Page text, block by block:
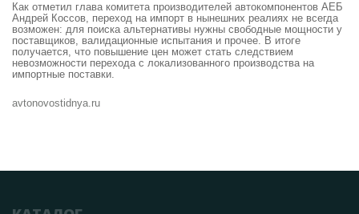
Как отметил глава комитета производителей автокомпонентов АЕБ
Андрей Коссов, переход на импорт в нынешних реалиях не всегда
возможен: для поиска альтернативы нужны свободные мощности у
поставщиков, валидационные испытания и прочее. В итоге
получается, что повышение цен может стать следствием
невозможности перехода с локализованного производства на
импортные поставки.
avtonovostidnya.ru